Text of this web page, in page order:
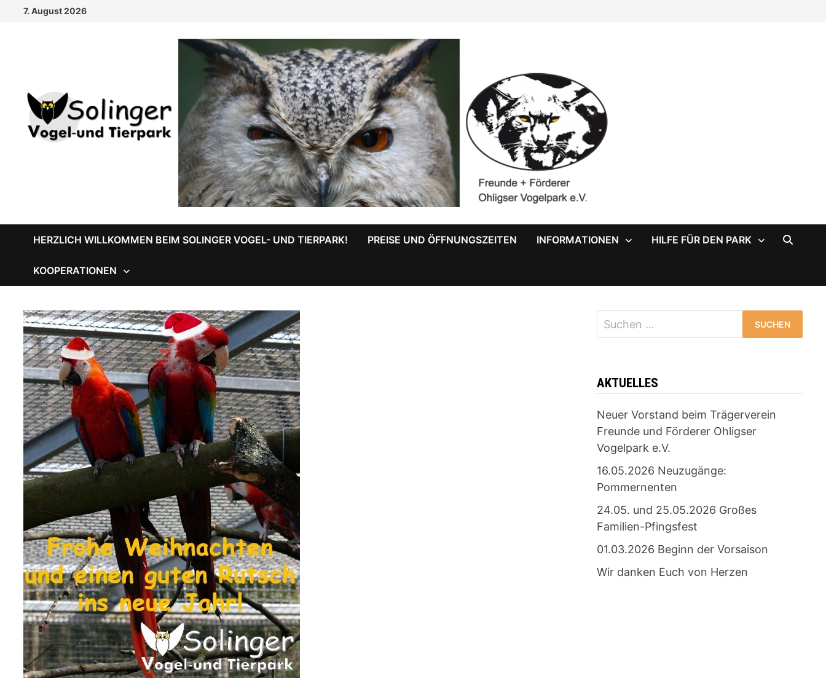
7. August 2026
HERZLICH WILLKOMMEN BEIM SOLINGER VOGEL- UND TIERPARK! PREISE UND ÖFFNUNGSZEITEN INFORMATIONEN HILFE FÜR DEN PARK
KOOPERATIONEN
Suchen
nach:
AKTUELLES
Neuer Vorstand beim Trägerverein
Freunde und Förderer Ohligser
Vogelpark e.V.
16.05.2026 Neuzugänge:
Pommernenten
24.05. und 25.05.2026 Großes
Familien-Pfingsfest
01.03.2026 Beginn der Vorsaison
Wir danken Euch von Herzen